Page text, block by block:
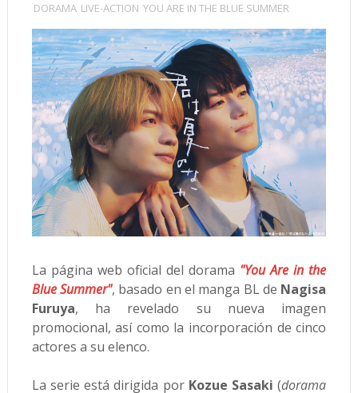
DORAMA LIVE-ACTION YOU ARE IN THE BLUE SUMMER
La página web oficial del dorama "You Are in the
Blue Summer", basado en el manga BL de Nagisa
Furuya, ha revelado su nueva imagen
promocional, así como la incorporación de cinco
actores a su elenco.
La serie está dirigida por Kozue Sasaki(dorama